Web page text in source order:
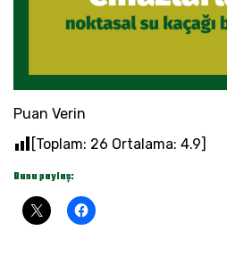
Puan Verin
[Toplam: 26 Ortalama: 4.9]
Bunu paylaş: